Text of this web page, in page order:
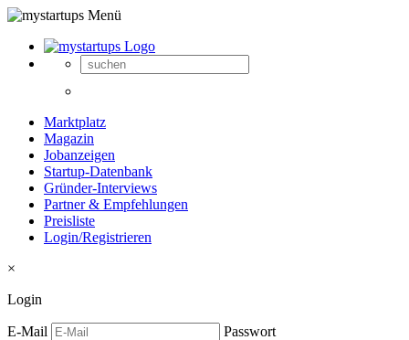
Marktplatz
Magazin
Jobanzeigen
Startup-Datenbank
Gründer-Interviews
Partner & Empfehlungen
Preisliste
Login/Registrieren
×
Login
E-Mail Passwort